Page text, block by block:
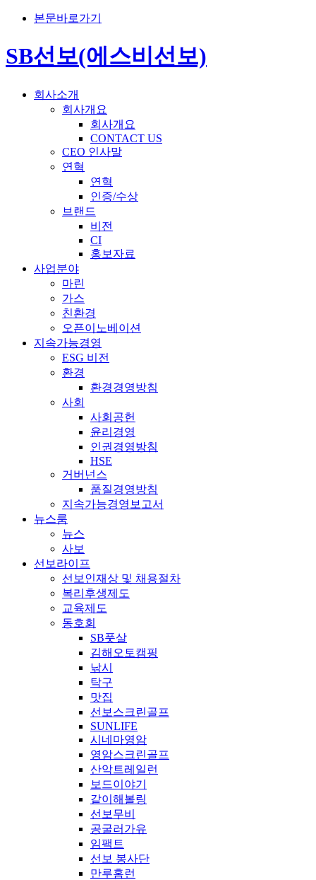
본문바로가기
SB선보(에스비선보)
회사소개
회사개요
회사개요
CONTACT US
CEO 인사말
연혁
연혁
인증/수상
브랜드
비전
CI
홍보자료
사업분야
마린
가스
친환경
오픈이노베이션
지속가능경영
ESG 비전
환경
환경경영방침
사회
사회공헌
윤리경영
인권경영방침
HSE
거버넌스
품질경영방침
지속가능경영보고서
뉴스룸
뉴스
사보
선보라이프
선보인재상 및 채용절차
복리후생제도
교육제도
동호회
SB풋살
김해오토캠핑
낚시
탁구
맛집
선보스크린골프
SUNLIFE
시네마영암
영암스크린골프
산악트레일런
보드이야기
같이해볼링
선보무비
공굴러가유
임팩트
선보 봉사단
만루홈런